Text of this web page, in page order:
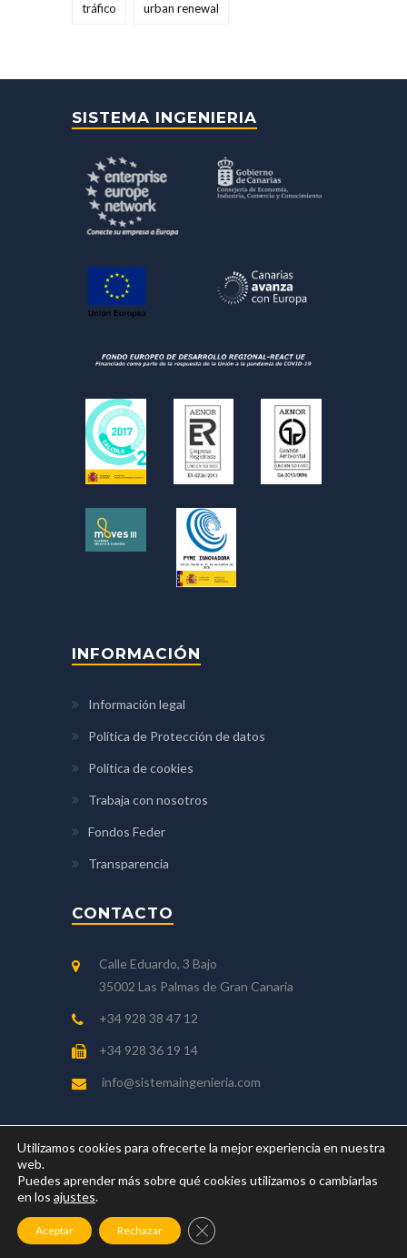
tráfico urban renewal
SISTEMA INGENIERIA
INFORMACIÓN
Información legal
Política de Protección de datos
Política de cookies
Trabaja con nosotros
Fondos Feder
Transparencia
CONTACTO
Calle Eduardo, 3 Bajo
35002 Las Palmas de Gran Canaria
+34 928 38 47 12
+34 928 36 19 14
info@sistemaingenieria.com
Copyright © 2018 Sistema, S.A. - Sociedad de
Ingeniería, Servicios de Territorio y Medio
Ambiente
Utilizamos cookies para ofrecerte la mejor experiencia en nuestra
web.
Puedes aprender más sobre qué cookies utilizamos o cambiarlas
en los ajustes.
Aceptar Rechazar CERRAR EL BANNER DE